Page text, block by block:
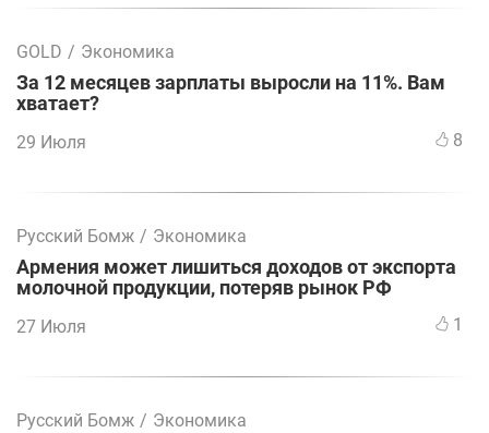
GOLD / Экономика
За 12 месяцев зарплаты выросли на 11%. Вам
хватает?
29 Июля 8
Русский Бомж / Экономика
Армения может лишиться доходов от экспорта
молочной продукции, потеряв рынок РФ
27 Июля 1
Русский Бомж / Экономика